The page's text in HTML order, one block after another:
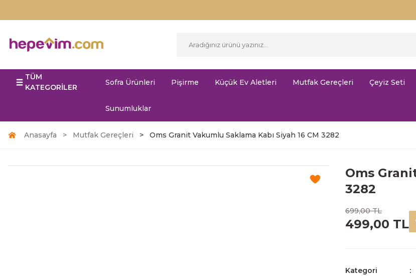
TÜM
KATEGORİLER
Sofra Ürünleri Pişirme Küçük Ev Aletleri Mutfak Gereçleri Çeyiz Seti
Sunumluklar
Anasayfa Mutfak Gereçleri Oms Granit Vakumlu Saklama Kabı Siyah 16 CM 3282
Oms
3282
699,00 TL
499,00 TL
Kategori